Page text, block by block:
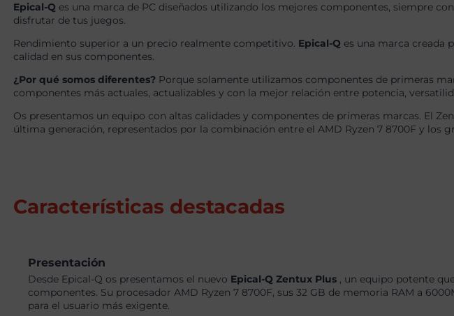
Epical-Q es una marca de PC diseñados utilizando los mejores componentes, siempre
disfrutar de tus juegos.
Rendimiento superior a un precio realmente competitivo. Epical-Q es una marca creada
calidad en sus componentes.
¿Por qué somos diferentes? Porque solamente utilizamos componentes de primeras
componentes más actuales, actualizables y con la mejor relación entre potencia,
Os presentamos un equipo con altas calidades y componentes de primeras marcas. El
última generación, representados por la combinación entre el AMD Ryzen 7 8700F y los
Características destacadas
Presentación
Desde Epical-Q os presentamos el nuevo Epical-Q Zentux Plus , un equipo potente
componentes. Su procesador AMD Ryzen 7 8700F, sus 32 GB de memoria RAM a
para el usuario más exigente.